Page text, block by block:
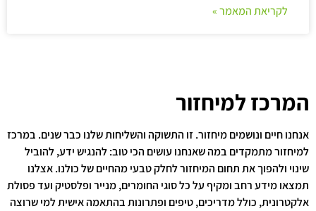
לקריאת המאמר »
המרכז למיחזור
אנחנו חיים ונושמים מיחזור. זו התשוקה והשליחות שלנו כבר שנים. במרכז
למיחזור מתמקדים במה שאנחנו עושים הכי טוב: להנגיש ידע, להוביל
שינוי ולהפוך את תחום המיחזור לחלק טבעי מהחיים של כולנו. אצלנו
תמצאו מידע רחב ומקיף על כל סוגי החומרים, מנייר ופלסטיק ועד פסולת
אלקטרונית, כולל מדריכים, טיפים ופתרונות בהתאמה אישית למי שרוצה